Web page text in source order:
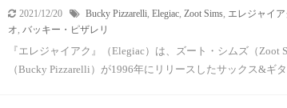
2021/12/20 Bucky Pizzarelli Elegiac Zoot Sims エレジャイア
オ バッキー・ピザレリ
『エレジャイアク』（Elegiac）は、ズート・シムズ（Zoot
（Bucky Pizzarelli）が1996年にリリースしたサックス&ギ